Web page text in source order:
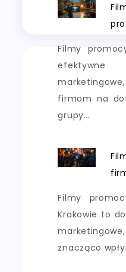
Filmy
firmom na
grupy…
Filmy
Krakowie to
znacząco